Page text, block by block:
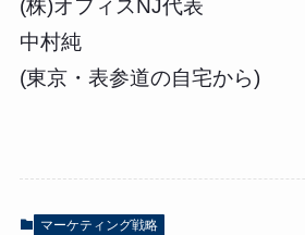
(株)オフィスNJ代表
中村純
(東京・表参道の自宅から)
マーケティング戦略